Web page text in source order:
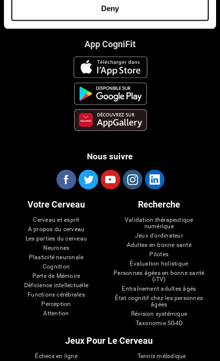
Deny
App CogniFit
Nous suivre
Votre Cerveau
Cerveau et esprit
A propos du cerveau
Les parties du cerveau
Neurones
Plasticité neuronale
Cognition
Perte de Mémoire
Déficience intellectuelle
Functions cérébrales
Perception
Attention
Recherche
Validation thérapeutique
numérique
Jeux d'ordinateur
Adultes en bonne santé
Pilotes
Évaluation holistique
Personnes âgées en bonne santé
(iTV)
Entraînement adultes âgés
État cognitif chez les personnes
âgées
Révision systémique
Taxonomie SG4D
Jeux Pour Le Cerveau
Échecs en ligne
Tennis mélodique